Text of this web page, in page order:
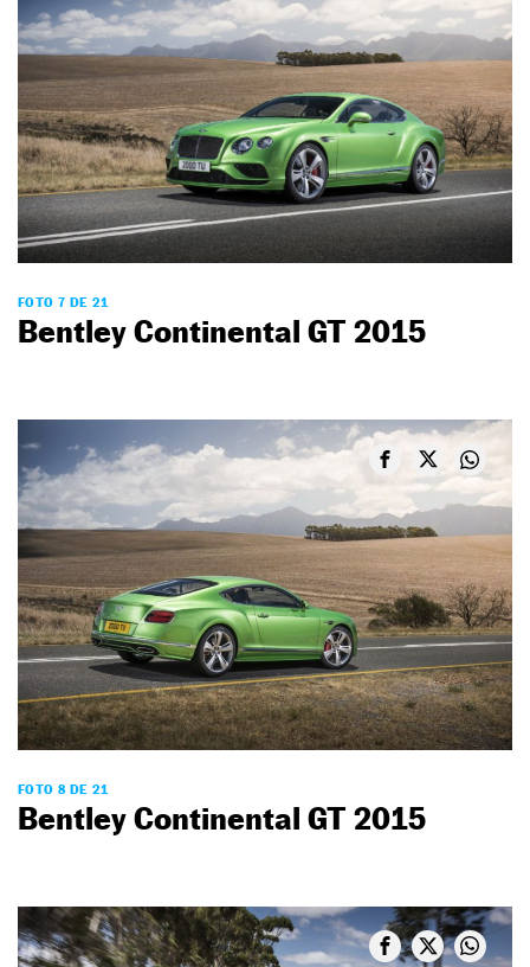
FOTO 7 DE 21
Bentley Continental GT 2015
FOTO 8 DE 21
Bentley Continental GT 2015